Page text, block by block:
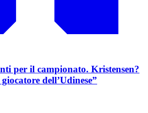
per il campionato. Kristensen?
dell’Udinese”